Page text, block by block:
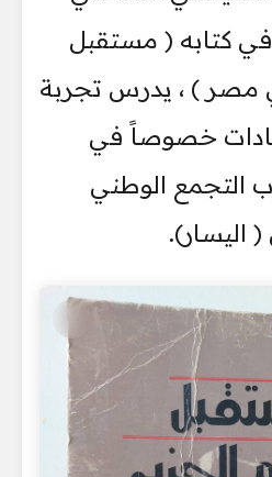
كتابه ( مستقبل
مصر ) ، يدرس تجربة
خصوصاً في
التجمع الوطني
اليسار).